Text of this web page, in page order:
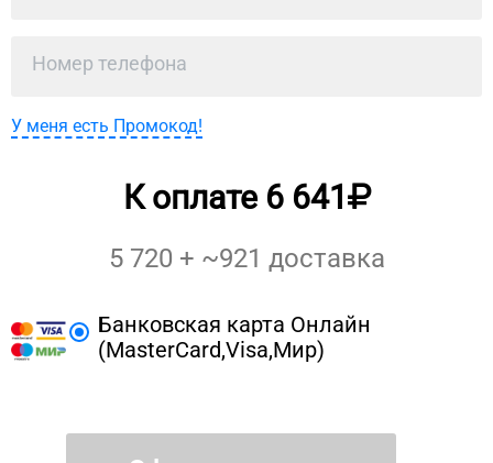
У меня есть Промокод!
К оплате 6 641
5 720 + ~921 доставка
Банковская карта Онлайн
(MasterCard,Visa,Мир)